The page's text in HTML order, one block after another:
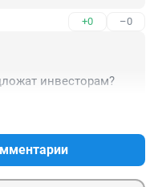
+0 –0
инвесторам?